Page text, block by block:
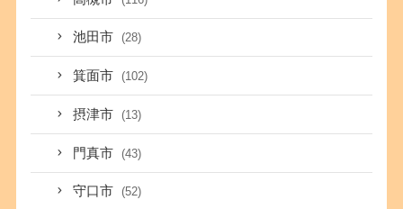
池田市 (28)
箕面市 (102)
摂津市 (13)
門真市 (43)
守口市 (52)